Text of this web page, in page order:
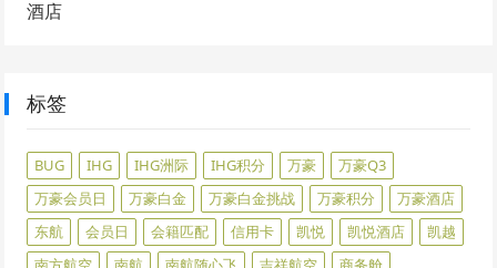
酒店
标签
BUG IHG IHG洲际 IHG积分 万豪
万豪Q3
万豪会员日
万豪白金 万豪白金挑战 万豪积分
万豪酒店
东航
会员日 会籍匹配 信用卡 凯悦 凯悦酒店
凯越